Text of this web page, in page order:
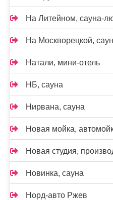
На Литейном, сауна-
На Москворецкой,
Натали, мини-отель
НБ, сауна
Нирвана, сауна
Новая мойка,
Новая студия,
Новинка, сауна
Норд-авто Ржев